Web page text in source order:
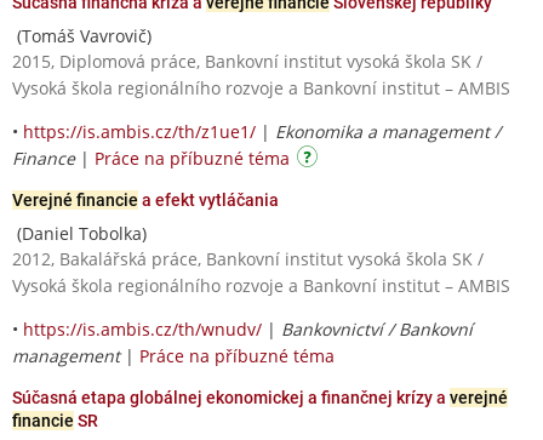
(Tomáš Vavrovič)
2015, Diplomová práce, Bankovní institut vysoká škola SK /
Vysoká škola regionálního rozvoje a Bankovní institut – AMBIS
• https://is.ambis.cz/th/z1ue1/ | Ekonomika a management /
Finance| Práce na příbuzné téma
Verejné financie a efekt vytláčania
(Daniel Tobolka)
2012, Bakalářská práce, Bankovní institut vysoká škola SK /
Vysoká škola regionálního rozvoje a Bankovní institut – AMBIS
• https://is.ambis.cz/th/wnudv/ | Bankovnictví / Bankovní
management| Práce na příbuzné téma
Súčasná etapa globálnej ekonomickej a finančnej krízy a verejné
financie SR